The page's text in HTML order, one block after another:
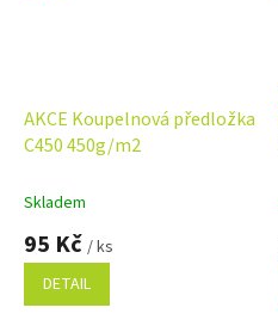
AKCE Koupelnová předložka
C450 450g/m2
Skladem
95 Kč / ks
DETAIL